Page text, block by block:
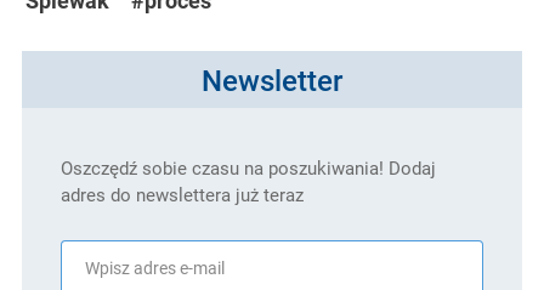
Newsletter
Oszczędź sobie czasu na poszukiwania! Dodaj
adres do newslettera już teraz